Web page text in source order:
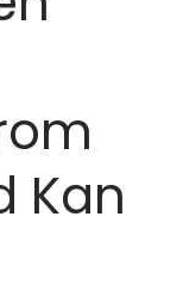
Kan